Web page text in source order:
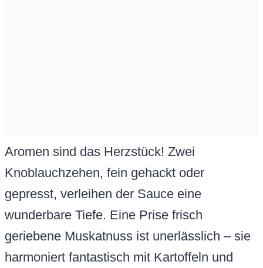
Aromen sind das Herzstück! Zwei
Knoblauchzehen, fein gehackt oder
gepresst, verleihen der Sauce eine
wunderbare Tiefe. Eine Prise frisch
geriebene Muskatnuss ist unerlässlich – sie
harmoniert fantastisch mit Kartoffeln und